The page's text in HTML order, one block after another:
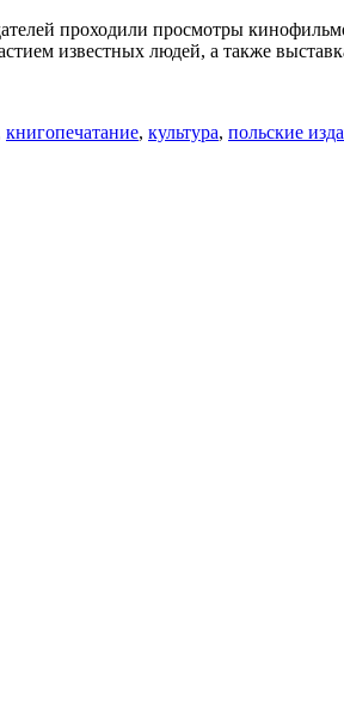
проходили просмотры
известных людей, а также
книгопечатание, культура, польские